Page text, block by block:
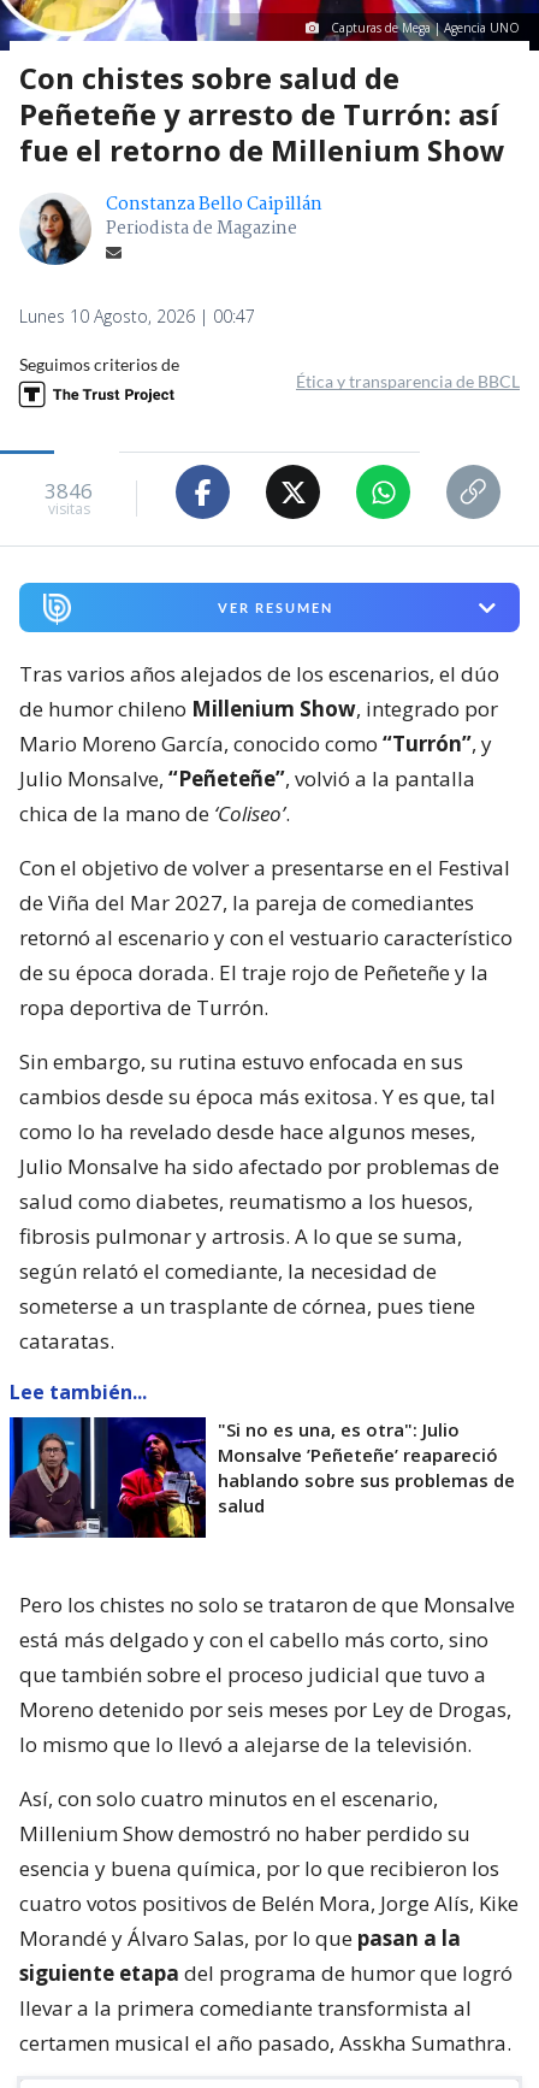
Capturas de Mega | Agencia UNO
Con chistes sobre salud de
Peñeteñe y arresto de Turrón: así
fue el retorno de Millenium Show
Constanza Bello Caipillán
Periodista de Magazine
Lunes 10 Agosto, 2026 | 00:47
Seguimos criterios de
Ética y transparencia de BBCL
3846
visitas
VER RESUMEN
Tras varios años alejados de los escenarios, el dúo
de humor chileno Millenium Show, integrado por
Mario Moreno García, conocido como “Turrón”, y
Julio Monsalve, “Peñeteñe”, volvió a la pantalla
chica de la mano de ‘Coliseo’.
Con el objetivo de volver a presentarse en el Festival
de Viña del Mar 2027, la pareja de comediantes
retornó al escenario y con el vestuario característico
de su época dorada. El traje rojo de Peñeteñe y la
ropa deportiva de Turrón.
Sin embargo, su rutina estuvo enfocada en sus
cambios desde su época más exitosa. Y es que, tal
como lo ha revelado desde hace algunos meses,
Julio Monsalve ha sido afectado por problemas de
salud como diabetes, reumatismo a los huesos,
fibrosis pulmonar y artrosis. A lo que se suma,
según relató el comediante, la necesidad de
someterse a un trasplante de córnea, pues tiene
cataratas.
Lee también...
"Si no es una, es otra": Julio
Monsalve ’Peñeteñe’ reapareció
hablando sobre sus problemas de
salud
Pero los chistes no solo se trataron de que Monsalve
está más delgado y con el cabello más corto, sino
que también sobre el proceso judicial que tuvo a
Moreno detenido por seis meses por Ley de Drogas,
lo mismo que lo llevó a alejarse de la televisión.
Así, con solo cuatro minutos en el escenario,
Millenium Show demostró no haber perdido su
esencia y buena química, por lo que recibieron los
cuatro votos positivos de Belén Mora, Jorge Alís, Kike
Morandé y Álvaro Salas, por lo que pasan a la
siguiente etapa del programa de humor que logró
llevar a la primera comediante transformista al
certamen musical el año pasado, Asskha Sumathra.